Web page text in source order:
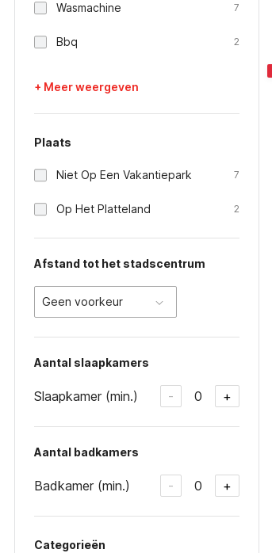
Wasmachine 7
Bbq 2
+ Meer weergeven
Plaats
Niet Op Een Vakantiepark 7
Op Het Platteland 2
Afstand tot het stadscentrum
Geen voorkeur
Aantal slaapkamers
Slaapkamer (min.) - 0 +
Aantal badkamers
Badkamer (min.) - 0 +
Categorieën